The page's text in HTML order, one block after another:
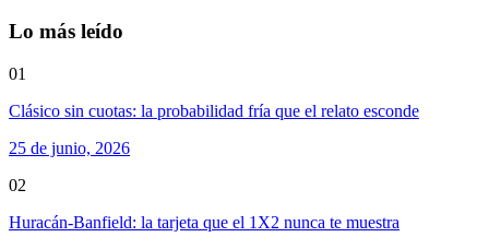
Lo más leído
01
Clásico sin cuotas: la probabilidad fría que el relato esconde
25 de junio, 2026
02
Huracán-Banfield: la tarjeta que el 1X2 nunca te muestra